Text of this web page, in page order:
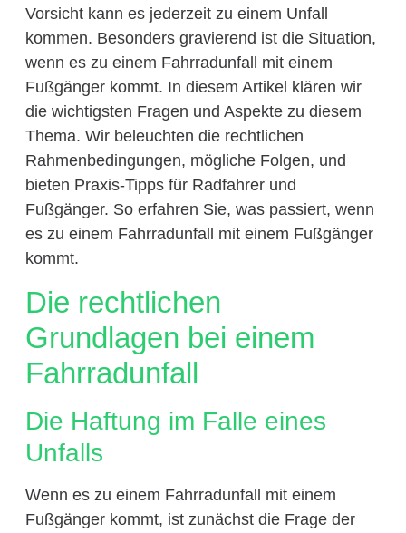
Vorsicht kann es jederzeit zu einem Unfall
kommen. Besonders gravierend ist die Situation,
wenn es zu einem Fahrradunfall mit einem
Fußgänger kommt. In diesem Artikel klären wir
die wichtigsten Fragen und Aspekte zu diesem
Thema. Wir beleuchten die rechtlichen
Rahmenbedingungen, mögliche Folgen, und
bieten Praxis-Tipps für Radfahrer und
Fußgänger. So erfahren Sie, was passiert, wenn
es zu einem Fahrradunfall mit einem Fußgänger
kommt.
Die rechtlichen
Grundlagen bei einem
Fahrradunfall
Die Haftung im Falle eines
Unfalls
Wenn es zu einem Fahrradunfall mit einem
Fußgänger kommt, ist zunächst die Frage der